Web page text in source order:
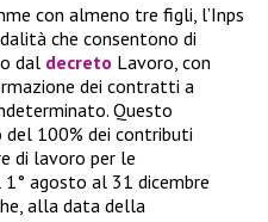
con almeno tre figli, l’Inps
che consentono di
dal decreto Lavoro, con
dei contratti a
Questo
del 100% dei contributi
di lavoro per le
agosto al 31 dicembre
alla data della